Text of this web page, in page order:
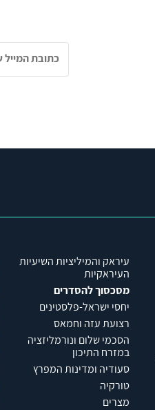
עיראק והמיליציות השיעיות
העיראקיות
מסכסוך להסדרים
יחסי ישראל-פלסטינים
רצועת עזה וחמאס
הסכמי שלום ונורמליזציה
במזרח התיכון
סעודיה ומדינות המפרץ
טורקיה
מצרים